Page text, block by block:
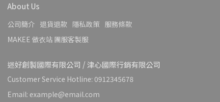
About Us
公司簡介 退貨退款 隱私政策 服務條款
MAKEE 做衣站 團服客製服
迷好創製國際有限公司 / 津心國際行銷有限公司
Customer Service Hotline: 0912345678
Email: example@email.com